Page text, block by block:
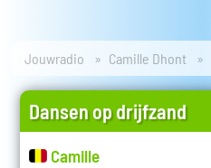
Jouwradio Camille Dhont
Dansen op drijfzand
Camille